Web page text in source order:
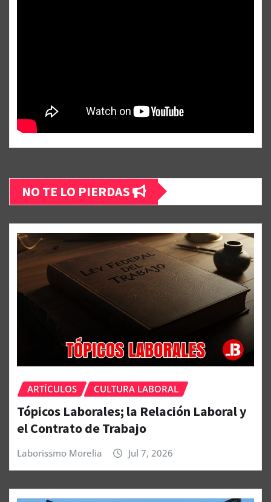
NO TE LO PIERDAS
ARTÍCULOS CULTURA LABORAL
Tópicos Laborales; la Relación Laboral y
el Contrato de Trabajo
Laborissmo Morelia Jul 7, 2026